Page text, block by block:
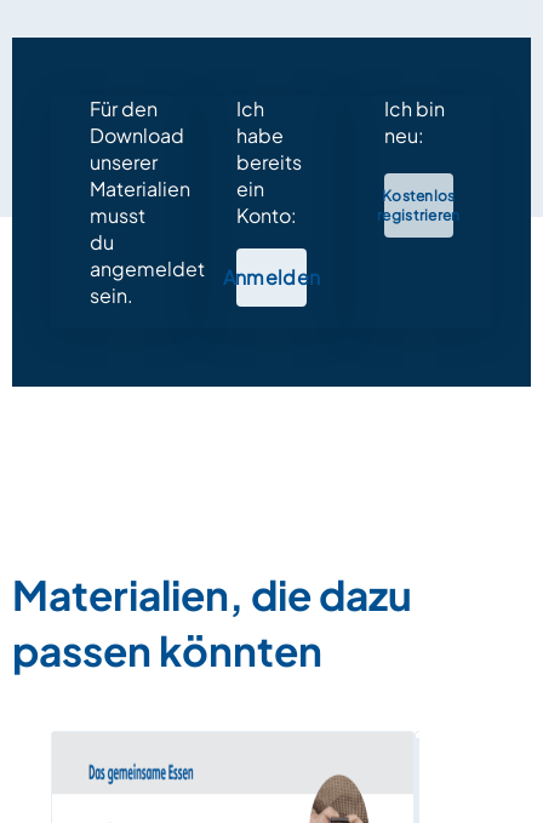
Für den
Download
unserer
Materialien
musst
du
angemeldet
sein.
Ich
habe
bereits
ein
Konto:
Anmelden
Ich bin
neu:
Kostenlos
registrieren
Materialien, die dazu
passen könnten